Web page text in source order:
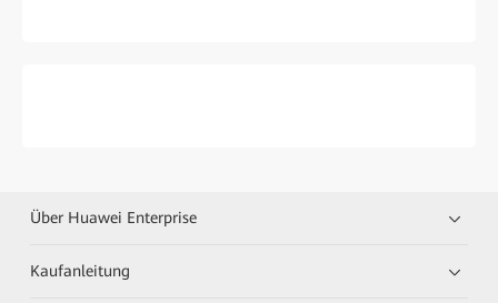
Über Huawei Enterprise
Kaufanleitung